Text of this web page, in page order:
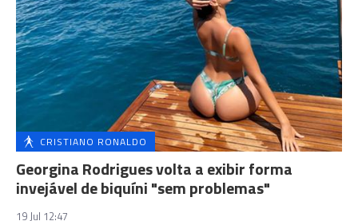
CRISTIANO RONALDO
Georgina Rodrigues volta a exibir forma
invejável de biquíni "sem problemas"
19 Jul 12:47